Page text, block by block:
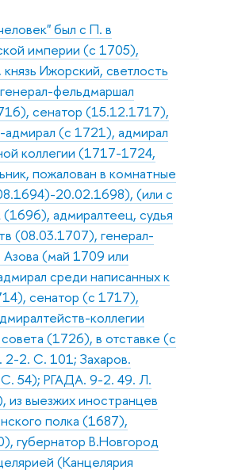
был с П. в
империи (с 1705),
Ижорский, светлость
фельдмаршал
сенатор (15.12.1717),
(с 1721), адмирал
коллегии (1717-1724,
пожалован в комнатные
20.02.1698), (или с
адмиралтеец, судья
(08.03.1707), генерал-
(май 1709 или
среди написанных к
сенатор (с 1717),
коллегии
(1726), в отставке (с
2. С. 101; Захаров.
54); РГАДА. 9-2. 49. Л.
выезжих иностранцев
полка (1687),
губернатор В.Новгород
(Канцелярия